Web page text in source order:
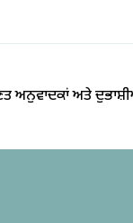
ਅਨੁਵਾਦਕਾਂ ਅਤੇ